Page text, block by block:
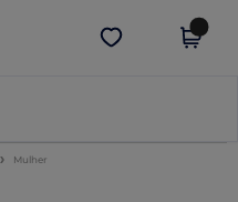
Obter app
Mulher